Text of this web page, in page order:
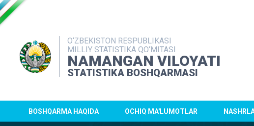
O‘ZBEKISTON RESPUBLIKASI
MILLIY STATISTIKA QO‘MITASI
NAMANGAN VILOYATI
STATISTIKA BOSHQARMASI
BOSHQARMA HAQIDA OCHIQ MA'LUMOTLAR